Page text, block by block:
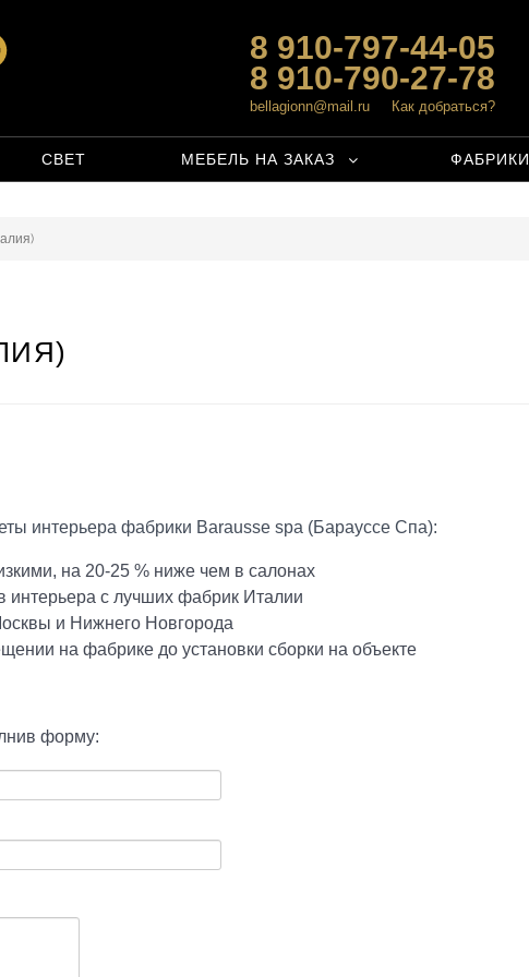
8 910-797-44-05
8 910-790-27-78
bellagionn@mail.ru Как добраться?
СВЕТ МЕБЕЛЬ НА ЗАКАЗ ФАБРИКИ
интерьера фабрики Barausse spa (Барауссе Спа):
на 20-25 % ниже чем в салонах
интерьера с лучших фабрик Италии
и Нижнего Новгорода
на фабрике до установки сборки на объекте
форму: